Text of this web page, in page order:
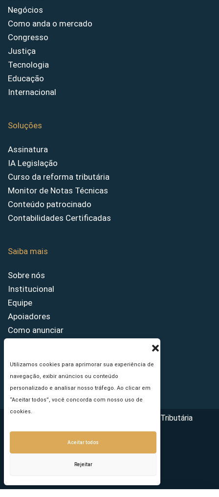
Utilizamos cookies para aprimorar sua experiência de
navegação, exibir anúncios ou conteúdo
personalizado e analisar nosso tráfego. Ao clicar em
“Aceitar todos”, você concorda com nosso uso de
cookies.
Aceitar todos
Rejeitar
Negócios
Como anda o mercado
Congresso
Justiça
Tecnologia
Educação
Internacional
Soluções
Assinatura
IA Legislação
Curso da reforma tributária
Monitor de Notas Técnicas
Conteúdo patrocinado
Contabilidades Certificadas
Saiba mais
Sobre nós
Institucional
Equipe
Apoiadores
Como anunciar
Princípios Editoriais
Copyright © 2026 - Portal da Reforma Tributária